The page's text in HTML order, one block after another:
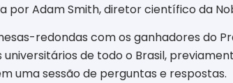
por Adam Smith, diretor científico da
redondas com os ganhadores do
de todo o Brasil,
uma sessão de perguntas e respostas.